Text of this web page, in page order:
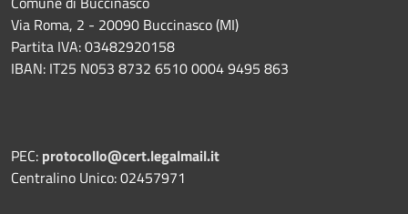
Via Roma, 2 - 20090 Buccinasco (MI)
Partita IVA: 03482920158
IBAN: IT25 N053 8732 6510 0004 9495 863
PEC: protocollo@cert.legalmail.it
Centralino Unico: 02457971